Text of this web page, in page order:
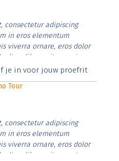
consectetur adipiscing
in eros elementum
viverra ornare, eros dolor
diam libero vitae erat.
cursus id rutrum lorem
je in voor jouw proefrit
Tour
consectetur adipiscing
in eros elementum
viverra ornare, eros dolor
diam libero vitae erat.